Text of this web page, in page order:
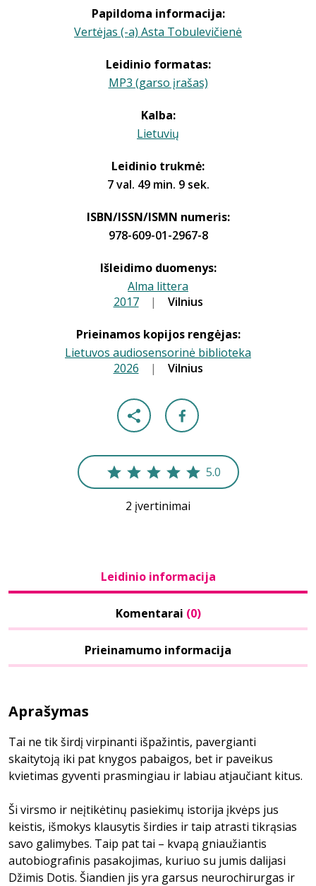
Papildoma informacija:
Vertėjas (-a) Asta Tobulevičienė
Leidinio formatas:
MP3 (garso įrašas)
Kalba:
Lietuvių
Leidinio trukmė:
7 val. 49 min. 9 sek.
ISBN/ISSN/ISMN numeris:
978-609-01-2967-8
Išleidimo duomenys:
Alma littera
2017 | Vilnius
Prieinamos kopijos rengėjas:
Lietuvos audiosensorinė biblioteka
2026 | Vilnius
5.0
2 įvertinimai
Leidinio informacija
Komentarai (0)
Prieinamumo informacija
Aprašymas
Tai ne tik širdį virpinanti išpažintis, pavergianti
skaitytoją iki pat knygos pabaigos, bet ir paveikus
kvietimas gyventi prasmingiau ir labiau atjaučiant kitus.
Ši virsmo ir neįtikėtinų pasiekimų istorija įkvėps jus
keistis, išmokys klausytis širdies ir taip atrasti tikrąsias
savo galimybes. Taip pat tai – kvapą gniaužiantis
autobiografinis pasakojimas, kuriuo su jumis dalijasi
Džimis Dotis. Šiandien jis yra garsus neurochirurgas ir